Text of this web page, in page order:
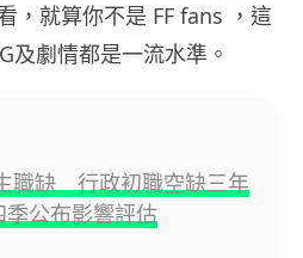
，就算你不是 FF fans ，這
及劇情都是一流水準。
職缺 行政初職空缺三年
公布影響評估